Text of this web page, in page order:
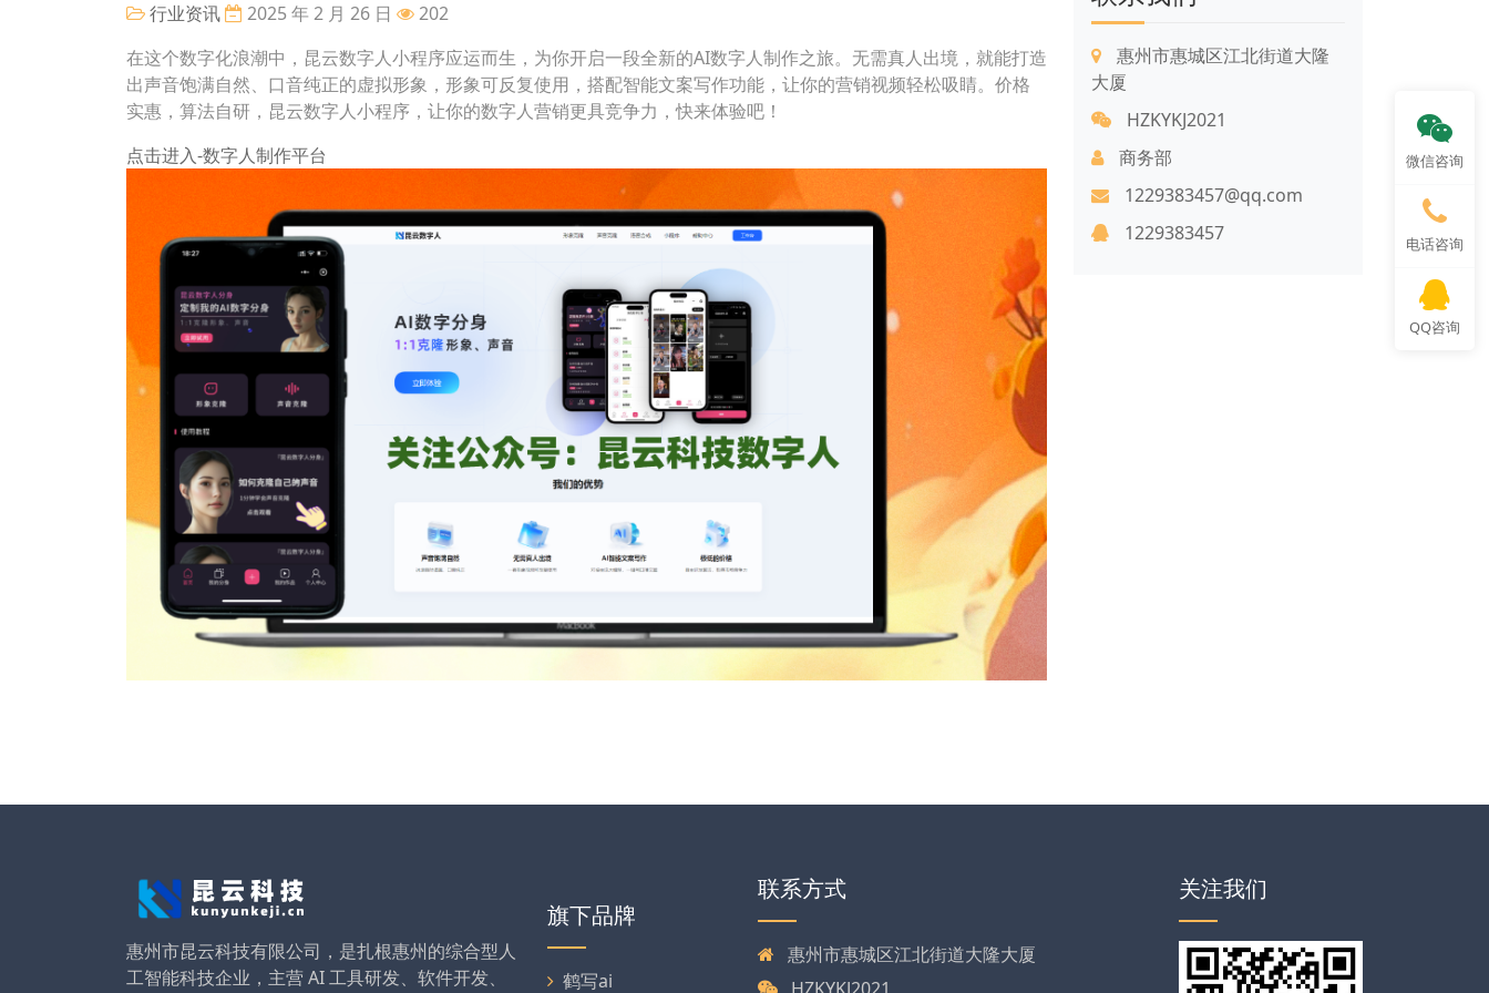
行业资讯 2025 年 2 月 26 日
202
在这个数字化浪潮中，昆云数字人小程序应运而生，为你开启一段全新的AI数字人制作之旅。无需真人出境，就能打造
出声音饱满自然、口音纯正的虚拟形象，形象可反复使用，搭配智能文案写作功能，让你的营销视频轻松吸睛。价格
实惠，算法自研，昆云数字人小程序，让你的数字人营销更具竞争力，快来体验吧！
点击进入-数字人制作平台
惠州市惠城区江北街道大隆
大厦
HZKYKJ2021
商务部
1229383457@qq.com
1229383457
惠州市昆云科技有限公司，是扎根惠州的综合型人
工智能科技企业，主营 AI 工具研发、软件开发、
旗下品牌
鹤写ai
联系方式
惠州市惠城区江北街道大隆大厦
关注我们
微信咨询
电话咨询
QQ咨询